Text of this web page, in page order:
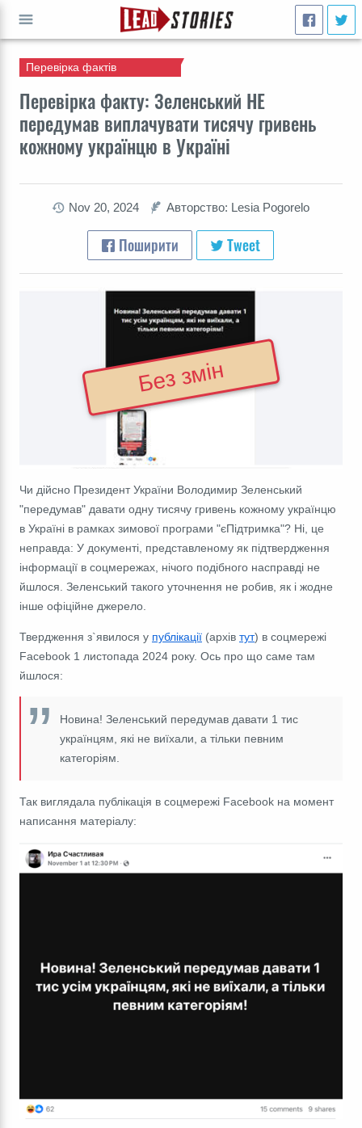
Перевірка факту: Зеленський НЕ
передумав виплачувати тисячу гривень
кожному українцю в Україні
Перевірка фактів
Nov 20, 2024 Авторство: Lesia Pogorelo
Поширити Tweet
Без змін
Чи дійсно Президент України Володимир Зеленський
"передумав" давати одну тисячу гривень кожному українцю
в Україні в рамках зимової програми "єПідтримка"? Ні, це
неправда: У документі, представленому як підтвердження
інформації в соцмережах, нічого подібного насправді не
йшлося. Зеленський такого уточнення не робив, як і жодне
інше офіційне джерело.
Твердження з`явилося у публікації (архів тут) в соцмережі
Facebook 1 листопада 2024 року. Ось про що саме там
йшлося:
Новина! Зеленський передумав давати 1 тис
українцям, які не виїхали, а тільки певним
категоріям.
Так виглядала публікація в соцмережі Facebook на момент
написання матеріалу:
ВПЕРЕД